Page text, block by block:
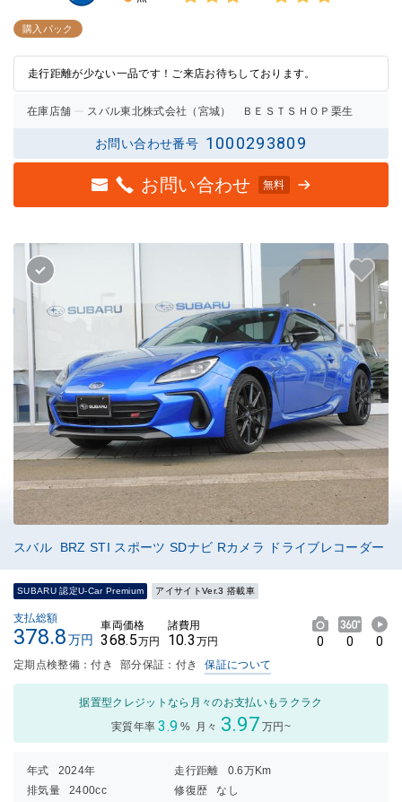
購入パック
走行距離が少ない一品です！ご来店お待ちしております。
在庫店舗 スバル東北株式会社（宮城） ＢＥＳＴＳＨＯＰ栗生
お問い合わせ番号 1000293809
お問い合わせ 無料
スバル BRZ STI スポーツ SDナビ Rカメラ ドライブレコーダー
SUBARU 認定U-Car Premium アイサイトVer.3 搭載車
支払総額
378.8万円
車両価格
368.5万円
諸費用
10.3 万円 0 0 0
定期点検整備：付き 部分保証：付き 保証について
据置型クレジットなら月々のお支払いもラクラク
実質年率 3.9 % 月々 3.97 万円~
年式 2024年 走行距離
0.6万Km
排気量
2400cc 修復歴
なし